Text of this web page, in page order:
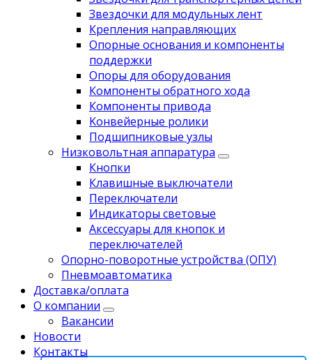
Звездочки для модульных лент
Крепления направляющих
Опорные основания и компоненты
поддержки
Опоры для оборудования
Компоненты обратного хода
Компоненты привода
Koнвейерныe pолики
Подшипниковые узлы
Низковольтная аппаратура
Кнопки
Клавишные выключатели
Переключатели
Индикаторы световые
Аксессуары для кнопок и
переключателей
Опорно-поворотные устройства (ОПУ)
Пневмоавтоматика
Доставка/оплата
О компании
Вакансии
Новости
Контакты